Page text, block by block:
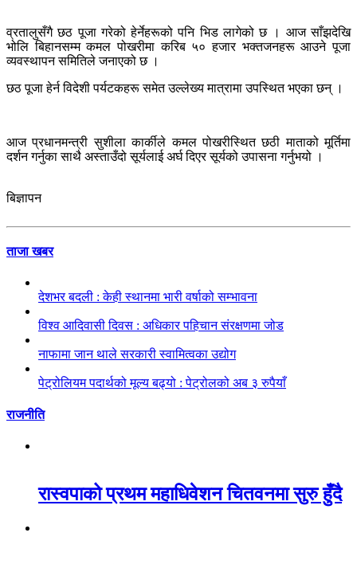
व्रतालुसँगै छठ पूजा गरेको हेर्नेहरूको पनि भिड लागेको छ । आज साँझदेखि
भोलि बिहानसम्म कमल पोखरीमा करिब ५० हजार भक्तजनहरू आउने पूजा
व्यवस्थापन समितिले जनाएको छ ।
छठ पूजा हेर्न विदेशी पर्यटकहरू समेत उल्लेख्य मात्रामा उपस्थित भएका छन् ।
आज प्रधानमन्त्री सुशीला कार्कीले कमल पोखरीस्थित छठी माताको मूर्तिमा
दर्शन गर्नुका साथै अस्ताउँदो सूर्यलाई अर्घ दिएर सूर्यको उपासना गर्नुभयो ।
बिज्ञापन
ताजा खबर
देशभर बदली : केही स्थानमा भारी वर्षाको सम्भावना
विश्व आदिवासी दिवस : अधिकार पहिचान संरक्षणमा जोड
नाफामा जान थाले सरकारी स्वामित्वका उद्योग
पेट्रोलियम पदार्थको मूल्य बढ्यो : पेट्रोलको अब ३ रुपैयाँ
राजनीति
रास्वपाको प्रथम महाधिवेशन चितवनमा सुरु हुँदै